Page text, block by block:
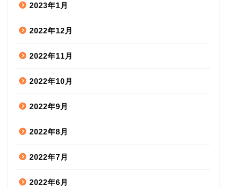
2023年1月
2022年12月
2022年11月
2022年10月
2022年9月
2022年8月
2022年7月
2022年6月